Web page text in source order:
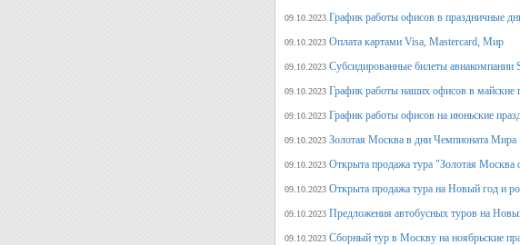
09.10.2023 График работы офисов в праздничные
09.10.2023 Оплата картами Visa, Mastercard, Мир
09.10.2023 Субсидированные билеты
09.10.2023 График работы наших офисов в майские
09.10.2023 График работы офисов на июньские
09.10.2023 Золотая Москва в дни Чемпионата Мира
09.10.2023 Открыта продажа тура "Золотая Москва
09.10.2023 Открыта продажа тура на Новый год и
09.10.2023 Предложения автобусных туров на
09.10.2023 Сборный тур в Москву на ноябрьские